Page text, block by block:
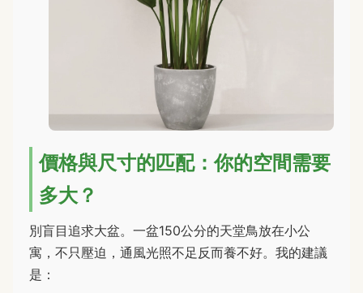
價格與尺寸的匹配：你的空間需要
多大？
別盲目追求大盆。一盆150公分的天堂鳥放在小公
寓，不只壓迫，通風光照不足反而養不好。我的建議
是：